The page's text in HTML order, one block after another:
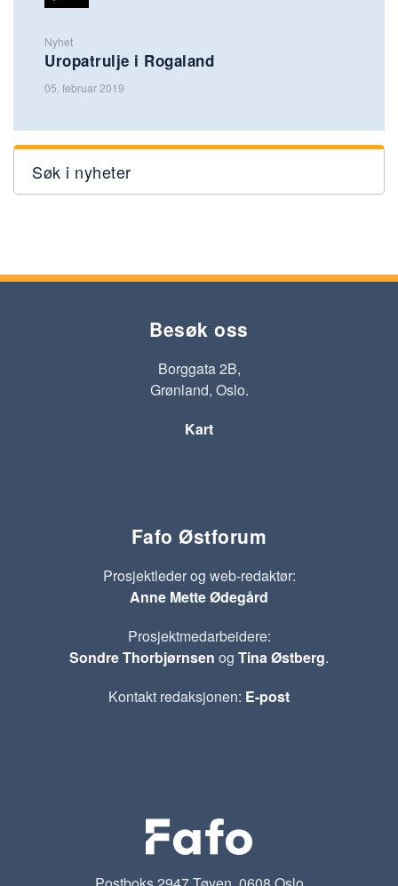
Nyhet
Uropatrulje i Rogaland
05. februar 2019
Søk i nyheter
Besøk oss
Borggata 2B,
Grønland, Oslo.
Kart
Fafo Østforum
Prosjektleder og web-redaktør:
Anne Mette Ødegård
Prosjektmedarbeidere:
Sondre Thorbjørnsen og Tina Østberg.
Kontakt redaksjonen: E-post